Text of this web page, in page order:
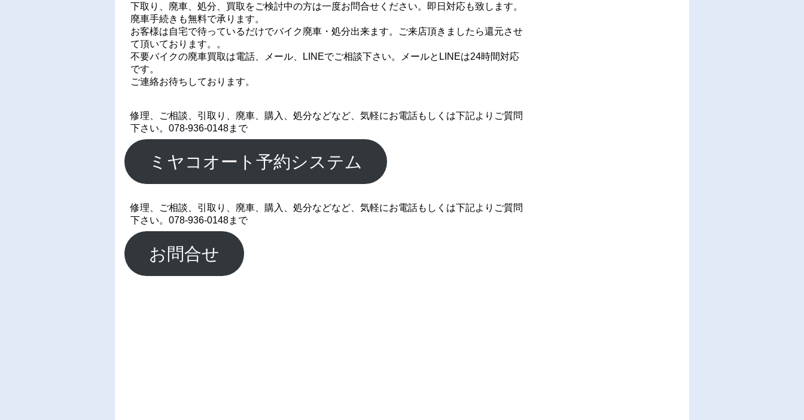
下取り、廃車、処分、買取をご検討中の方は一度お問合せください。即日対応も致します。
廃車手続きも無料で承ります。
お客様は自宅で待っているだけでバイク廃車・処分出来ます。ご来店頂きましたら還元させ
て頂いております。。
不要バイクの廃車買取は電話、メール、LINEでご相談下さい。メールとLINEは24時間対応
です。
ご連絡お待ちしております。
修理、ご相談、引取り、廃車、購入、処分などなど、気軽にお電話もしくは下記よりご質問
下さい。078-936-0148まで
ミヤコオート予約システム
修理、ご相談、引取り、廃車、購入、処分などなど、気軽にお電話もしくは下記よりご質問
下さい。078-936-0148まで
お問合せ